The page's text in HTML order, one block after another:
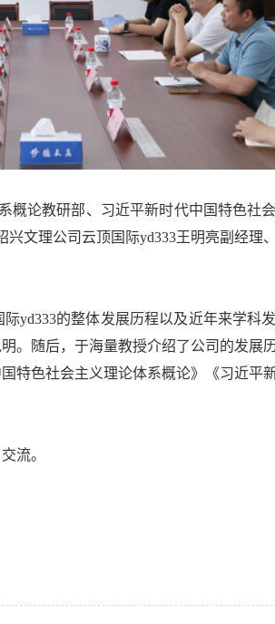
概论教研部、习近平新时代中国特色社
文理公司云顶国际yd333王明亮副经理
yd333的整体发展历程以及近年来学科
。随后，于海量教授介绍了公司的发展
国特色社会主义理论体系概论》《习近平
流。